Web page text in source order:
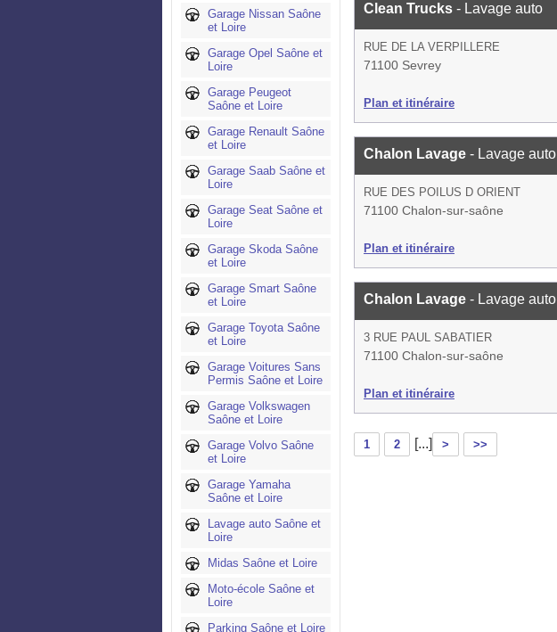
Garage Nissan Saône
et Loire
Garage Opel Saône et
Loire
Garage Peugeot
Saône et Loire
Garage Renault Saône
et Loire
Garage Saab Saône et
Loire
Garage Seat Saône et
Loire
Garage Skoda Saône
et Loire
Garage Smart Saône
et Loire
Garage Toyota Saône
et Loire
Garage Voitures Sans
Permis Saône et Loire
Garage Volkswagen
Saône et Loire
Garage Volvo Saône
et Loire
Garage Yamaha
Saône et Loire
Lavage auto Saône et
Loire
Midas Saône et Loire
Moto-école Saône et
Loire
Parking Saône et Loire
Clean Trucks - Lavage auto
RUE DE LA VERPILLERE
71100 Sevrey
Plan et itinéraire
Chalon Lavage - Lavage auto
RUE DES POILUS D ORIENT
71100 Chalon-sur-saône
Plan et itinéraire
Chalon Lavage - Lavage auto
3 RUE PAUL SABATIER
71100 Chalon-sur-saône
Plan et itinéraire
1 2 [...] > >>